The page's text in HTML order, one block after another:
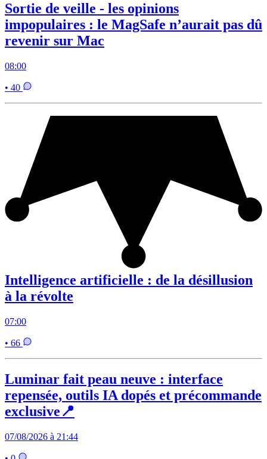
Sortie de veille - les opinions
impopulaires : le MagSafe n’aurait pas dû
revenir sur Mac
08:00
• 40
Intelligence artificielle : de la désillusion
à la révolte
07:00
• 66
Luminar fait peau neuve : interface
repensée, outils IA dopés et précommande
exclusive📍
07/08/2026 à 21:44